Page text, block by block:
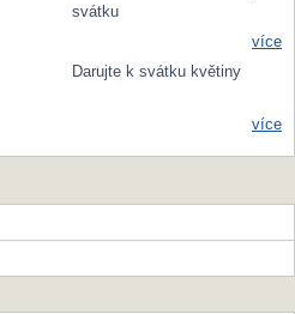
svátku
více
Darujte k svátku květiny
více